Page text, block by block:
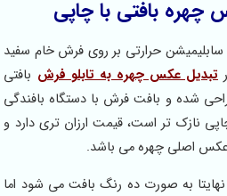
بافتی با چاپی
حرارتی بر روی فرش خام سفید
تبدیل عکس چهره به تابلو فرشبافتی
شده و بافت فرش با دستگاه بافندگی
نازک تر است، قیمت ارزان تری دارد و
اصلی چهره می باشد.
به صورت ده رنگ بافت می شود اما